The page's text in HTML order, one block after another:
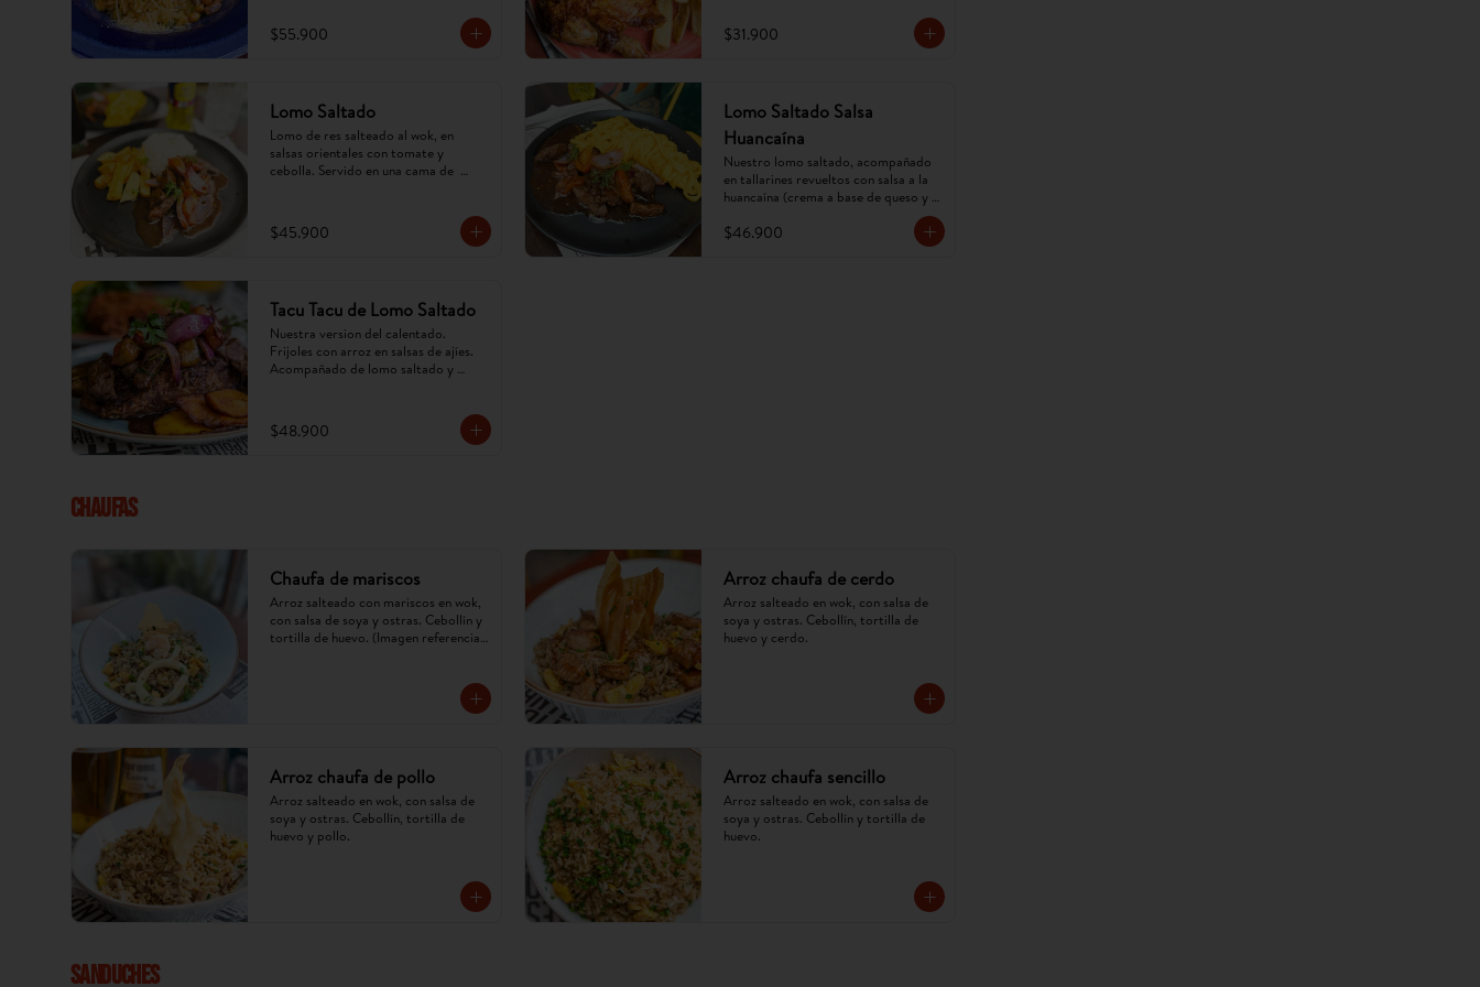
$55.900 $31.900
Lomo Saltado
Lomo de res salteado al wok, en
salsas orientales con tomate y
cebolla. Servido en una cama de
$45.900
Lomo Saltado Salsa
Huancaína
Nuestro lomo saltado, acompañado
en tallarines revueltos con salsa a la
huancaína (crema a base de queso y
puede cambiar).
$46.900
Tacu Tacu de Lomo Saltado
Nuestra version del calentado.
Frijoles con arroz en salsas de ajíes.
Acompañado de lomo saltado y
$48.900
CHAUFAS
Chaufa de mariscos
Arroz salteado con mariscos en wok,
con salsa de soya y ostras. Cebollín y
tortilla de huevo. (Imagen referencial,
Arroz chaufa de cerdo
Arroz salteado en wok, con salsa de
soya y ostras. Cebollín, tortilla de
huevo y cerdo.
Arroz chaufa de pollo
Arroz salteado en wok, con salsa de
soya y ostras. Cebollín, tortilla de
huevo y pollo.
Arroz chaufa sencillo
Arroz salteado en wok, con salsa de
soya y ostras. Cebollín y tortilla de
huevo.
SANDUCHES